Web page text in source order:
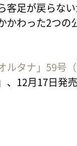
客足が戻らな
かわった2つ
ルタナ」59号
、12月17日発